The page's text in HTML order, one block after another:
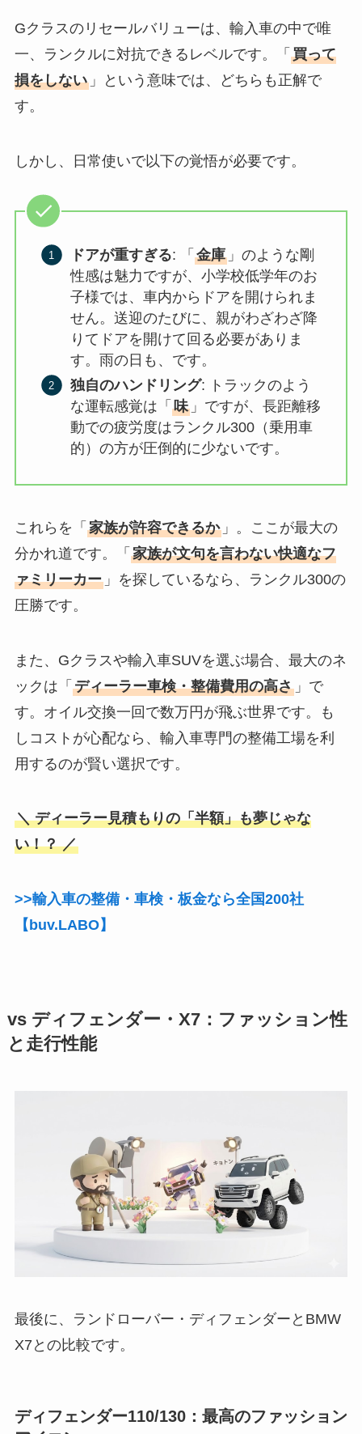
Gクラスのリセールバリューは、輸入車の中で唯
一、ランクルに対抗できるレベルです。「 買って
損をしない」という意味では、どちらも正解で
す。
しかし、日常使いで以下の覚悟が必要です。
ドアが重すぎる: 「金庫 」のような剛
性感は魅力ですが、小学校低学年のお
子様では、車内からドアを開けられま
せん。送迎のたびに、親がわざわざ降
りてドアを開けて回る必要がありま
す。雨の日も、です。
独自のハンドリング: トラックのよう
な運転感覚は「味 」ですが、長距離移
動での疲労度はランクル300（乗用車
的）の方が圧倒的に少ないです。
これらを「 家族が許容できるか」。ここが最大の
分かれ道です。「 家族が文句を言わない快適なフ
ァミリーカー」を探しているなら、ランクル300の
圧勝です。
また、Gクラスや輸入車SUVを選ぶ場合、最大のネ
ックは「 ディーラー車検・整備費用の高さ」で
す。オイル交換一回で数万円が飛ぶ世界です。も
しコストが心配なら、輸入車専門の整備工場を利
用するのが賢い選択です。
＼ ディーラー見積もりの「半額」も夢じゃな
い！？ ／
>>輸入車の整備・車検・板金なら全国200社
【buv.LABO】
vs ディフェンダー・X7：ファッション性
と走行性能
最後に、ランドローバー・ディフェンダーとBMW
X7との比較です。
ディフェンダー110/130：最高のファッション